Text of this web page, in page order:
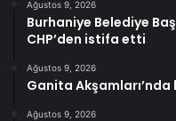
Ağustos 9, 2026
Burhaniye Belediye
CHP’den istifa etti
Ağustos 9, 2026
Ganita Akşamları’nda
Ağustos 9, 2026